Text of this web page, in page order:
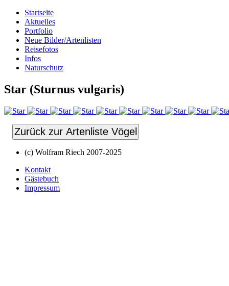
Startseite
Aktuelles
Portfolio
Neue Bilder/Artenlisten
Reisefotos
Infos
Naturschutz
Star (Sturnus vulgaris)
Zurück zur Artenliste Vögel
(c) Wolfram Riech 2007-2025
Kontakt
Gästebuch
Impressum